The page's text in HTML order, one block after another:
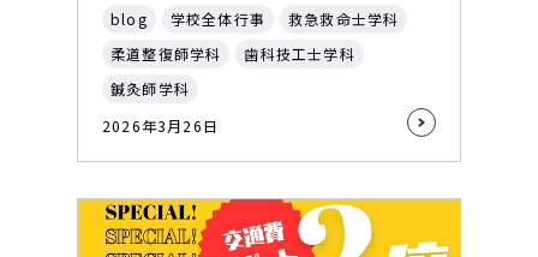
blog 学校全体行事
救急救命士学科
柔道整復師学科
歯科技工士学科
鍼灸師学科
2026年3月26日